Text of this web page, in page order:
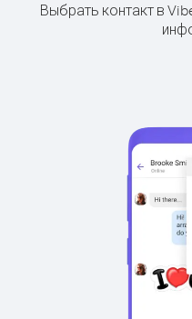
Выбрать контакт в